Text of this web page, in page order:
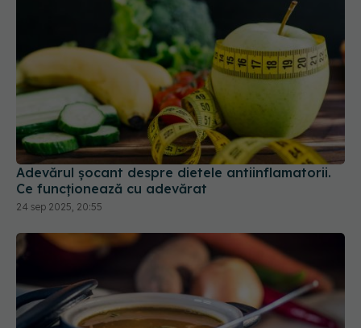
Adevărul șocant despre dietele antiinflamatorii.
Ce funcționează cu adevărat
24 sep 2025, 20:55